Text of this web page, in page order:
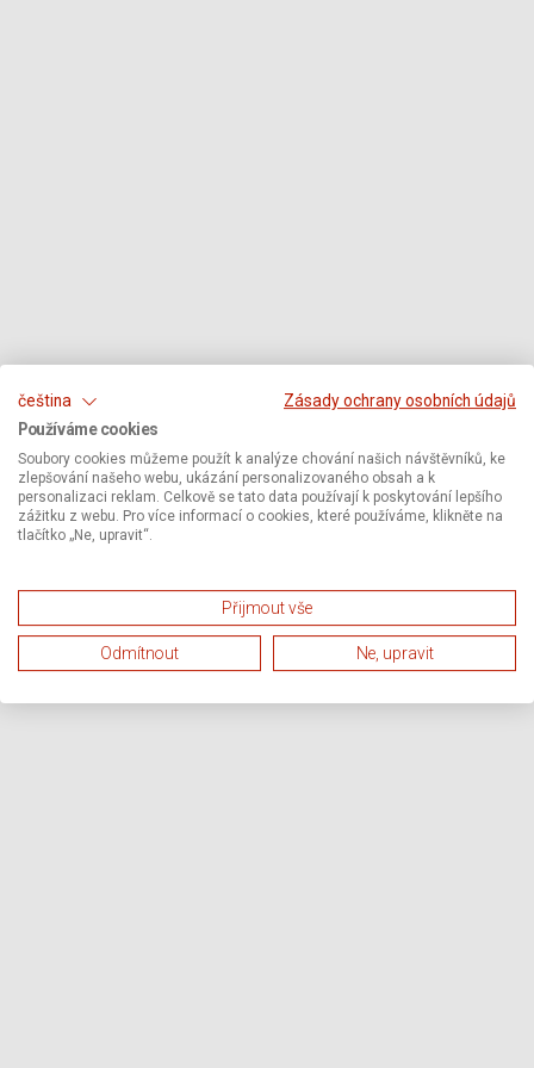
čeština
Zásady ochrany osobních údajů
Používáme cookies
Soubory cookies můžeme použít k analýze chování našich návštěvníků, ke
zlepšování našeho webu, ukázání personalizovaného obsah a k
personalizaci reklam. Celkově se tato data používají k poskytování lepšího
zážitku z webu. Pro více informací o cookies, které používáme, klikněte na
tlačítko „Ne, upravit“.
Přijmout vše
Odmítnout Ne, upravit